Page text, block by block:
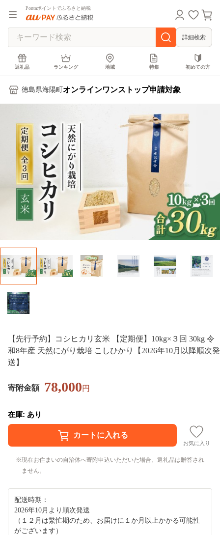
Pontaポイントでふるさと納税
詳細検索
返礼品 ランキング 地域 特集 初めての方
徳島県海陽町 オンラインワンストップ申請対象
【先行予約】コシヒカリ玄米 【定期便】10kg×３回 30kg 令
和8年産 天然にがり栽培 こしひかり【2026年10月以降順次発
送】
寄附金額 78,000円
在庫: あり
お気に入り
現在お住まいの自治体へ寄附申込いただいた場合、返礼品は贈答され
ません。
配送時期：
2026年10月より順次発送
（１２月は繁忙期のため、お届けに１か月以上かかる可能性
がございます）